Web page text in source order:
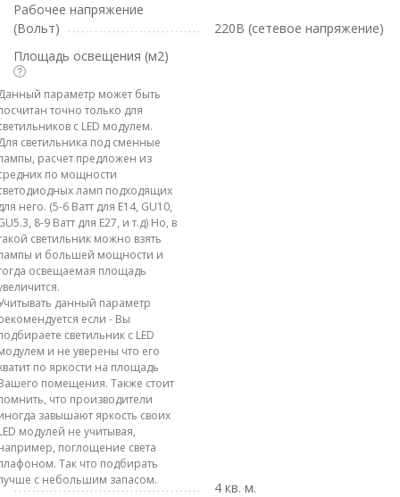
Рабочее напряжение
(Вольт)
220В (сетевое напряжение)
Площадь освещения (м2)
параметр может быть
точно только для
с LED модулем.
светильника под сменные
расчет предложен из
по мощности
ламп подходящих
него. (5-6 Ватт для E14, GU10,
8-9 Ватт для E27, и т.д) Но, в
светильник можно взять
и большей мощности и
освещаемая площадь
данный параметр
если - Вы
светильник с LED
и не уверены что его
по яркости на площадь
помещения. Также стоит
что производители
завышают яркость своих
модулей не учитывая,
поглощение света
Так что подбирать
с небольшим запасом.
4 кв. м.